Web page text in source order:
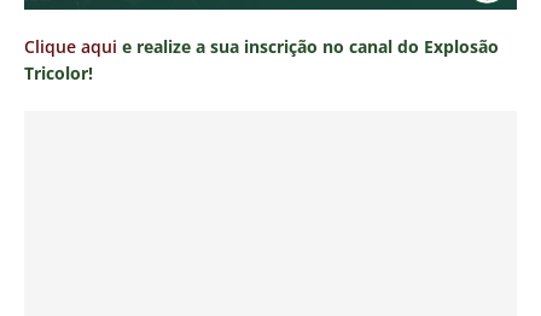
Clique aqui e realize a sua inscrição no canal do Explosão
Tricolor!